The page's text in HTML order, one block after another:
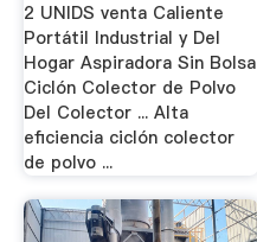
2 UNIDS venta Caliente
Portátil Industrial y Del
Hogar Aspiradora Sin Bolsa
Ciclón Colector de Polvo
Del Colector ... Alta
eficiencia ciclón colector
de polvo ...